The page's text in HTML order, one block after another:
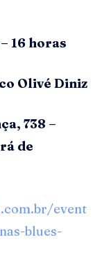
– 16 horas
Olivé Diniz
738 –
de
event
blues-